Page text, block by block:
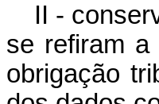
II -
se refiram a
obrigação